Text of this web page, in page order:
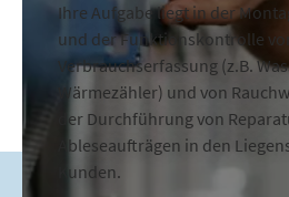
Ihre Aufgabe liegt in der
und der Funktionskontrolle
Verbrauchserfassung (z.B.
Wärmezähler) und von
der Durchführung von
Ableseaufträgen in den
Kunden.